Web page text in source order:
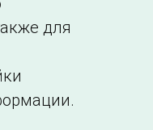
и
для